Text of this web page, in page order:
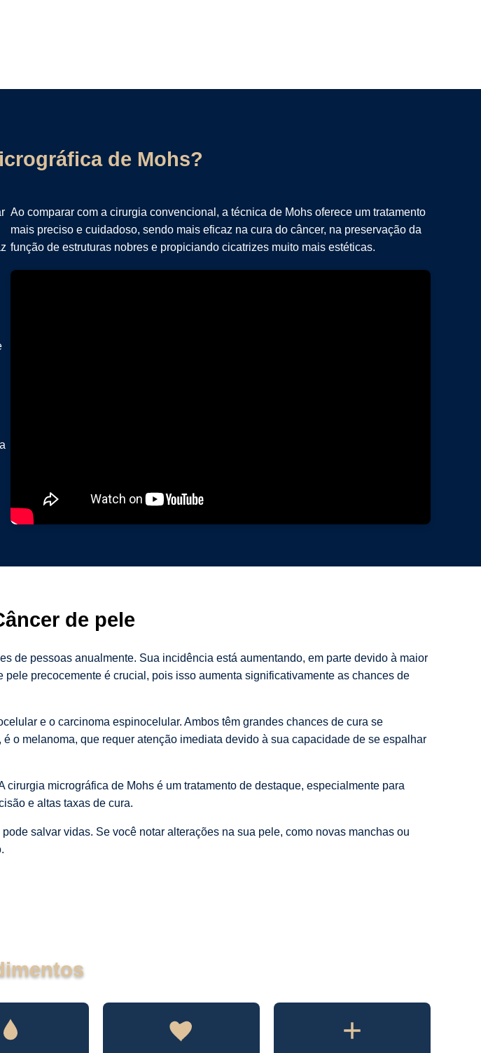
de Mohs?
Ao comparar com a cirurgia convencional, a técnica de Mohs oferece um tratamento
mais preciso e cuidadoso, sendo mais eficaz na cura do câncer, na preservação da
função de estruturas nobres e propiciando cicatrizes muito mais estéticas.
de pele
de pessoas anualmente. Sua incidência está aumentando, em parte devido à maior
precocemente é crucial, pois isso aumenta significativamente as chances de
e o carcinoma espinocelular. Ambos têm grandes chances de cura se
o melanoma, que requer atenção imediata devido à sua capacidade de se espalhar
micrográfica de Mohs é um tratamento de destaque, especialmente para
e altas taxas de cura.
salvar vidas. Se você notar alterações na sua pele, como novas manchas ou